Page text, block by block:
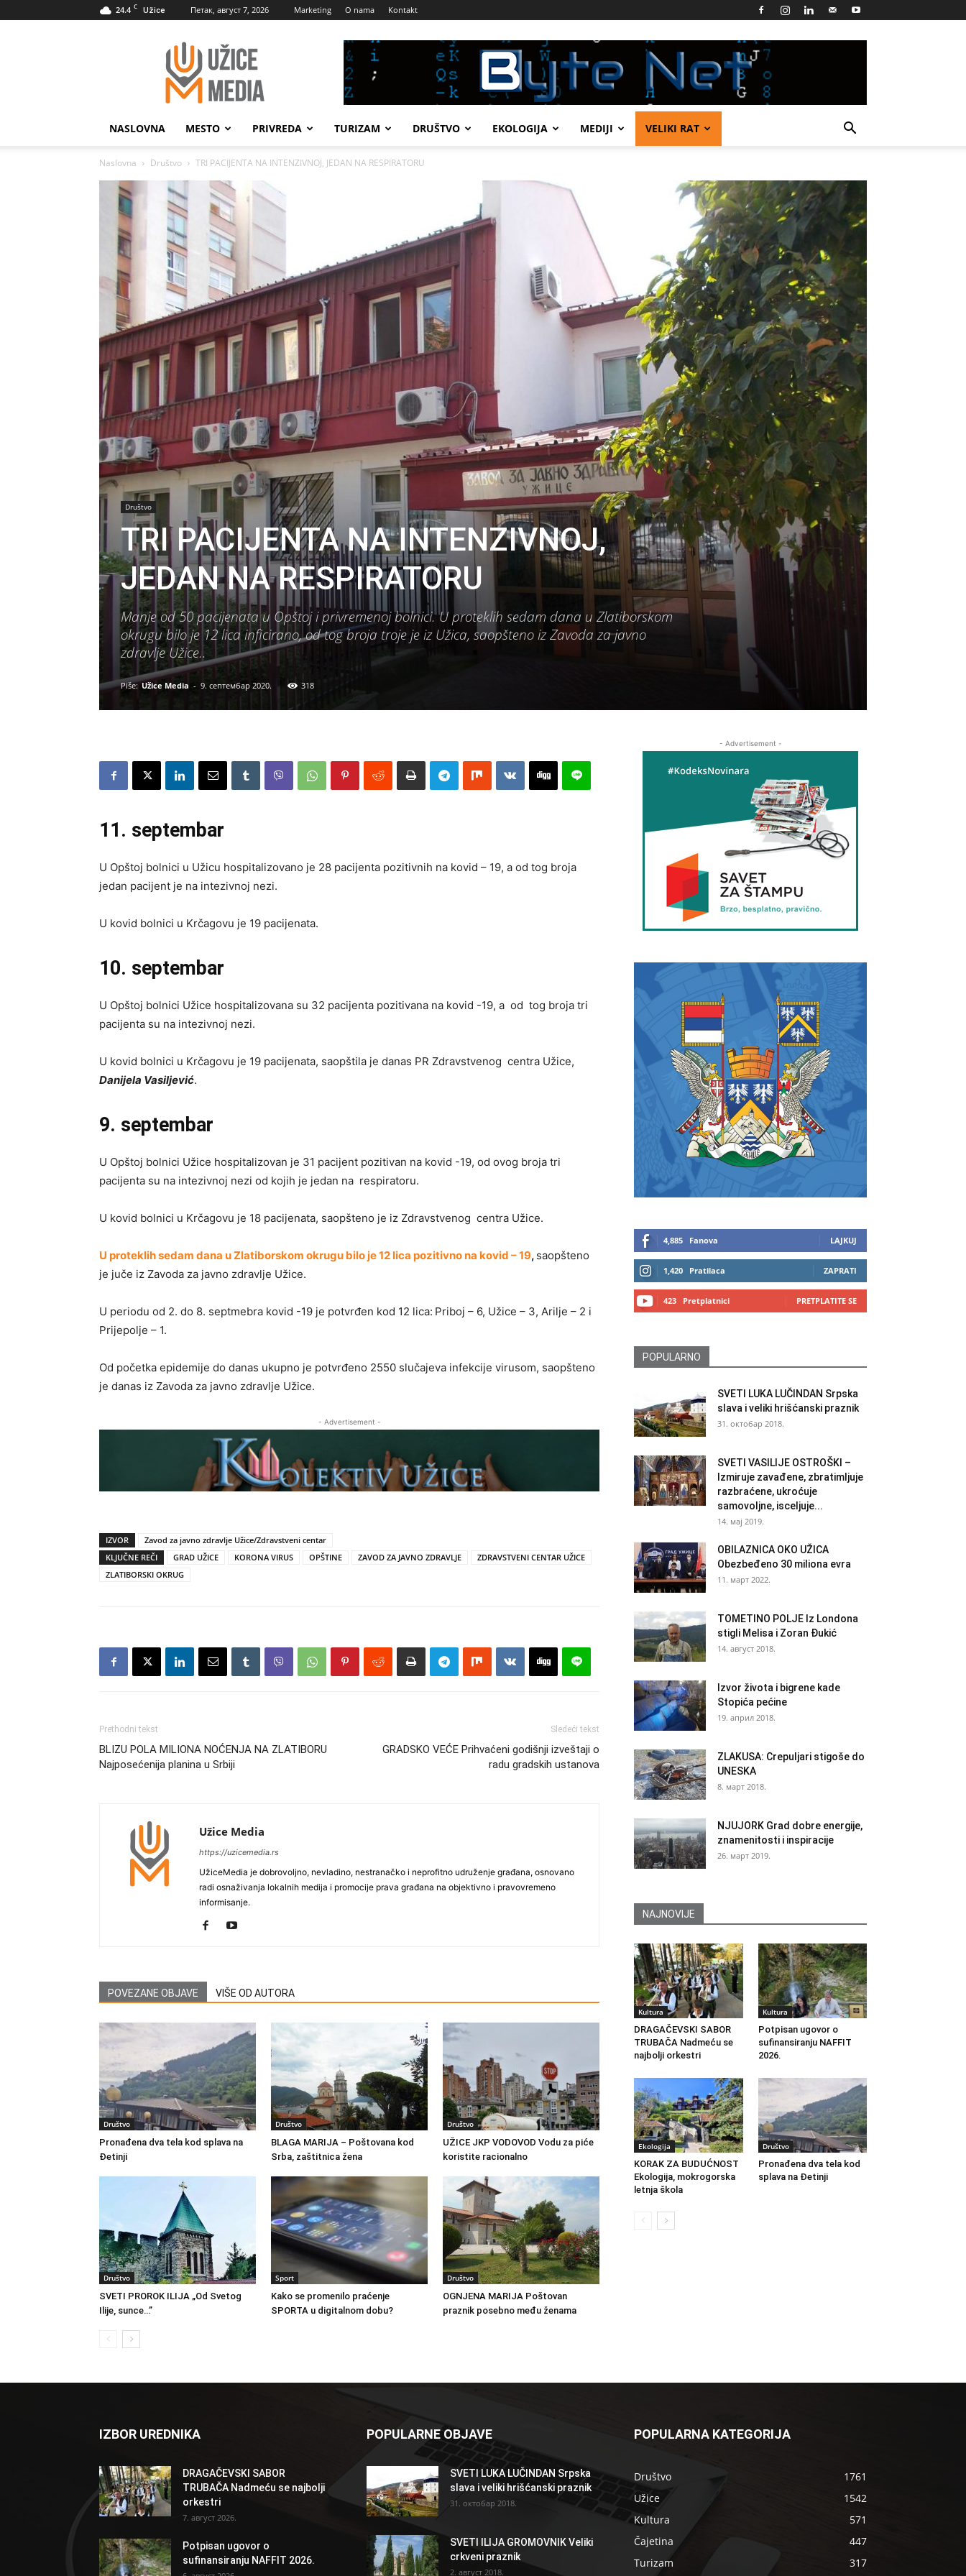
24.4 C Užice Петак, август 7, 2026 Marketing O nama Kontakt
UžiceMedia
NASLOVNA MESTO PRIVREDA TURIZAM DRUŠTVO EKOLOGIJA MEDIJI VELIKI RAT
Naslovna Društvo TRI PACIJENTA NA INTENZIVNOJ, JEDAN NA RESPIRATORU
Društvo
TRI PACIJENTA NA INTENZIVNOJ,
JEDAN NA RESPIRATORU
Manje od 50 pacijenata u Opštoj i privremenoj bolnici. U proteklih sedam dana u Zlatiborskom
okrugu bilo je 12 lica inficirano, od tog broja troje je iz Užica, saopšteno iz Zavoda za javno
zdravlje Užice..
Piše: Užice Media - 9. септембар 2020. 318
11. septembar
U Opštoj bolnici u Užicu hospitalizovano je 28 pacijenta pozitivnih na kovid – 19, a od tog broja
jedan pacijent je na intezivnoj nezi.
U kovid bolnici u Krčagovu je 19 pacijenata.
10. septembar
U Opštoj bolnici Užice hospitalizovana su 32 pacijenta pozitivana na kovid -19, a od tog broja tri
pacijenta su na intezivnoj nezi.
U kovid bolnici u Krčagovu je 19 pacijenata, saopštila je danas PR Zdravstvenog centra Užice,
Danijela Vasiljević.
9. septembar
U Opštoj bolnici Užice hospitalizovan je 31 pacijent pozitivan na kovid -19, od ovog broja tri
pacijenta su na intezivnoj nezi od kojih je jedan na respiratoru.
U kovid bolnici u Krčagovu je 18 pacijenata, saopšteno je iz Zdravstvenog centra Užice.
U proteklih sedam dana u Zlatiborskom okrugu bilo je 12 lica pozitivno na kovid – 19, saopšteno
je juče iz Zavoda za javno zdravlje Užice.
U periodu od 2. do 8. septmebra kovid -19 je potvrđen kod 12 lica: Priboj – 6, Užice – 3, Arilje – 2 i
Prijepolje – 1.
Od početka epidemije do danas ukupno je potvrđeno 2550 slučajeva infekcije virusom, saopšteno
je danas iz Zavoda za javno zdravlje Užice.
- Advertisement -
IZVOR
Zavod za javno zdravlje Užice/Zdravstveni centar
KLJUČNE REČI
GRAD UŽICE KORONA VIRUS OPŠTINE ZAVOD ZA JAVNO ZDRAVLJE
ZDRAVSTVENI CENTAR UŽICE
ZLATIBORSKI OKRUG
Prethodni tekst
BLIZU POLA MILIONA NOĆENJA NA ZLATIBORU
Najposećenija planina u Srbiji
Sledeći tekst
GRADSKO VEĆE Prihvaćeni godišnji izveštaji o
radu gradskih ustanova
Užice Media
https://uzicemedia.rs
UžiceMedia je dobrovoljno, nevladino, nestranačko i neprofitno udruženje građana, osnovano
radi osnaživanja lokalnih medija i promocije prava građana na objektivno i pravovremeno
informisanje.
POVEZANE OBJAVE VIŠE OD AUTORA
Društvo
Pronađena dva tela kod splava na
Đetinji
Društvo
BLAGA MARIJA – Poštovana kod
Srba, zaštitnica žena
Društvo
UŽICE JKP VODOVOD Vodu za piće
koristite racionalno
Društvo
SVETI PROROK ILIJA „Od Svetog
Ilije, sunce…”
Sport
Kako se promenilo praćenje
SPORTA u digitalnom dobu?
Društvo
OGNJENA MARIJA Poštovan
praznik posebno među ženama
- Advertisement -
4,885 Fanova LAJKUJ
1,420 Pratilaca ZAPRATI
423 Pretplatnici PRETPLATITE SE
POPULARNO
SVETI LUKA LUČINDAN Srpska
slava i veliki hrišćanski praznik
31. октобар 2018.
SVETI VASILIJE OSTROŠKI –
Izmiruje zavađene, zbratimljuje
razbraćene, ukroćuje
samovoljne, isceljuje...
14. мај 2019.
OBILAZNICA OKO UŽICA
Obezbeđeno 30 miliona evra
11. март 2022.
TOMETINO POLJE Iz Londona
stigli Melisa i Zoran Đukić
14. август 2018.
Izvor života i bigrene kade
Stopića pećine
19. април 2018.
ZLAKUSA: Crepuljari stigoše do
UNESKA
8. март 2018.
NJUJORK Grad dobre energije,
znamenitosti i inspiracije
26. март 2019.
NAJNOVIJE
Kultura
DRAGAČEVSKI SABOR
TRUBAČA Nadmeću se
najbolji orkestri
Kultura
Potpisan ugovor o
sufinansiranju NAFFIT
2026.
Ekologija
KORAK ZA BUDUĆNOST
Ekologija, mokrogorska
letnja škola
Društvo
Pronađena dva tela kod
splava na Đetinji
IZBOR UREDNIKA
DRAGAČEVSKI SABOR
TRUBAČA Nadmeću se najbolji
orkestri
7. август 2026.
Potpisan ugovor o
sufinansiranju NAFFIT 2026.
POPULARNE OBJAVE
SVETI LUKA LUČINDAN Srpska
slava i veliki hrišćanski praznik
31. октобар 2018.
SVETI ILIJA GROMOVNIK Veliki
crkveni praznik
2. август 2018.
POPULARNA KATEGORIJA
Društvo
1761
Užice
1542
Kultura
571
Čajetina
447
Turizam
317